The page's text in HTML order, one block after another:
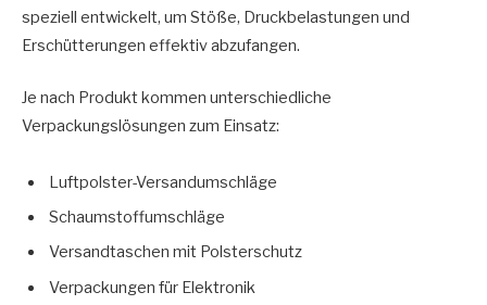
speziell entwickelt, um Stöße, Druckbelastungen und
Erschütterungen effektiv abzufangen.
Je nach Produkt kommen unterschiedliche
Verpackungslösungen zum Einsatz:
Luftpolster-Versandumschläge
Schaumstoffumschläge
Versandtaschen mit Polsterschutz
Verpackungen für Elektronik